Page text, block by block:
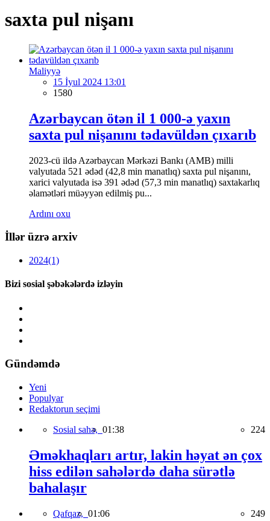
saxta pul nişanı
Maliyyə
15 İyul 2024 13:01
1580
Azərbaycan ötən il 1 000-ə yaxın
saxta pul nişanını tədavüldən çıxarıb
2023-cü ildə Azərbaycan Mərkəzi Bankı (AMB) milli
valyutada 521 ədəd (42,8 min manatlıq) saxta pul nişanını,
xarici valyutada isə 391 ədəd (57,3 min manatlıq) saxtakarlıq
əlamətləri müəyyən edilmiş pu...
Ardını oxu
İllər üzrə arxiv
2024(1)
Bizi sosial şəbəkələrdə izləyin
Gündəmdə
Yeni
Populyar
Redaktorun seçimi
Sosial sahə, 01:38 224
Əməkhaqları artır, lakin həyat ən çox
hiss edilən sahələrdə daha sürətlə
bahalaşır
Qafqaz, 01:06 249